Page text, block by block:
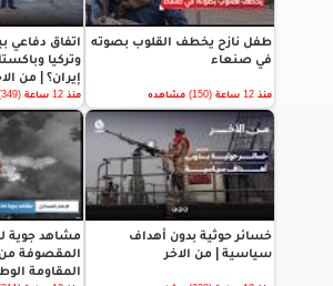
طفل نازح يخطف القلوب بصوته
في صنعاء
منذ 12 ساعة (150) مشاهده
اتفاق دفاعي
وتركيا
إيران؟ | من
منذ 12 ساعة (349) مشاهده
خسائر حوثية بدون أهداف
سياسية | من الاخر
مشاهد جوية
المقصوفة
المقاومة